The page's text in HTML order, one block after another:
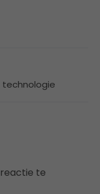
technologie
te